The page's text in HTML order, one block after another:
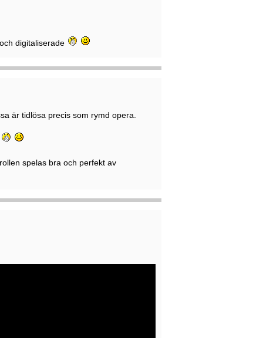
digitaliserade
är tidlösa precis som rymd opera.
spelas bra och perfekt av